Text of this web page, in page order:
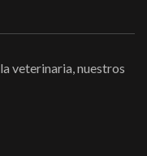
veterinaria, nuestros